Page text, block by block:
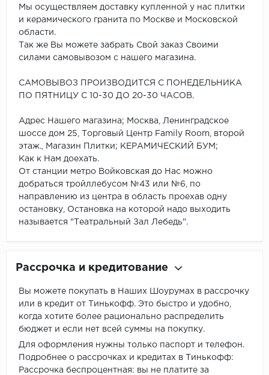
Мы осуществляем доставку купленной у нас плитки
и керамического гранита по Москве и Московской
области.
Так же Вы можете забрать Свой заказ Своими
силами самовывозом с нашего магазина.
САМОВЫВОЗ ПРОИЗВОДИТСЯ С ПОНЕДЕЛЬНИКА
ПО ПЯТНИЦУ С 10-30 ДО 20-30 ЧАСОВ.
Адрес Нашего магазина; Москва, Ленинградское
шоссе дом 25, Торговый Центр Family Room, второй
этаж., Магазин Плитки; КЕРАМИЧЕСКИЙ БУМ;
Как к Нам доехать.
От станции метро Войковская до Нас можно
добраться тройллебусом №43 или №6, по
направлению из центра в область проехав одну
остановку, Остановка на которой надо выходить
называется "Театральный Зал Лебедь".
Рассрочка и кредитование
Вы можете покупать в Наших Шоурумах в рассрочку
или в кредит от Тинькофф. Это быстро и удобно,
когда хотите более рационально распределить
бюджет и если нет всей суммы на покупку.
Для оформления нужны только паспорт и телефон.
Подробнее о рассрочках и кредитах в Тинькофф:
Рассрочка беспроцентная: вы не платите за